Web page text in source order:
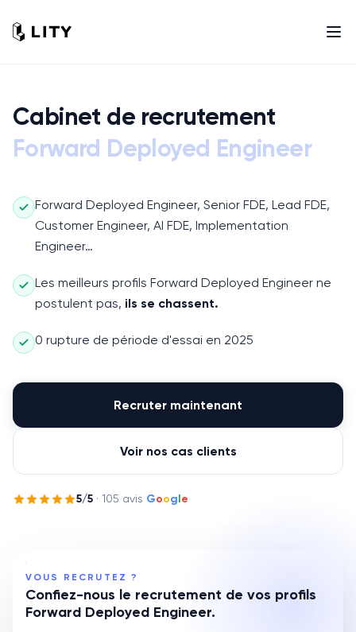
Cabinet de recrutement
Forward Deployed Engineer
Forward Deployed Engineer, Senior FDE, Lead FDE,
Customer Engineer, AI FDE, Implementation
Engineer…
Les meilleurs profils Forward Deployed Engineer ne
postulent pas, ils se chassent.
0 rupture de période d'essai en 2025
Recruter maintenant
Voir nos cas clients
5/5 · 105 avis Google
VOUS RECRUTEZ ?
Confiez-nous le recrutement de vos profils
Forward Deployed Engineer.